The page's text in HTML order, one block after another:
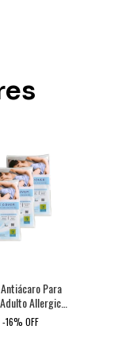
Para
Allergic
-16%OFF